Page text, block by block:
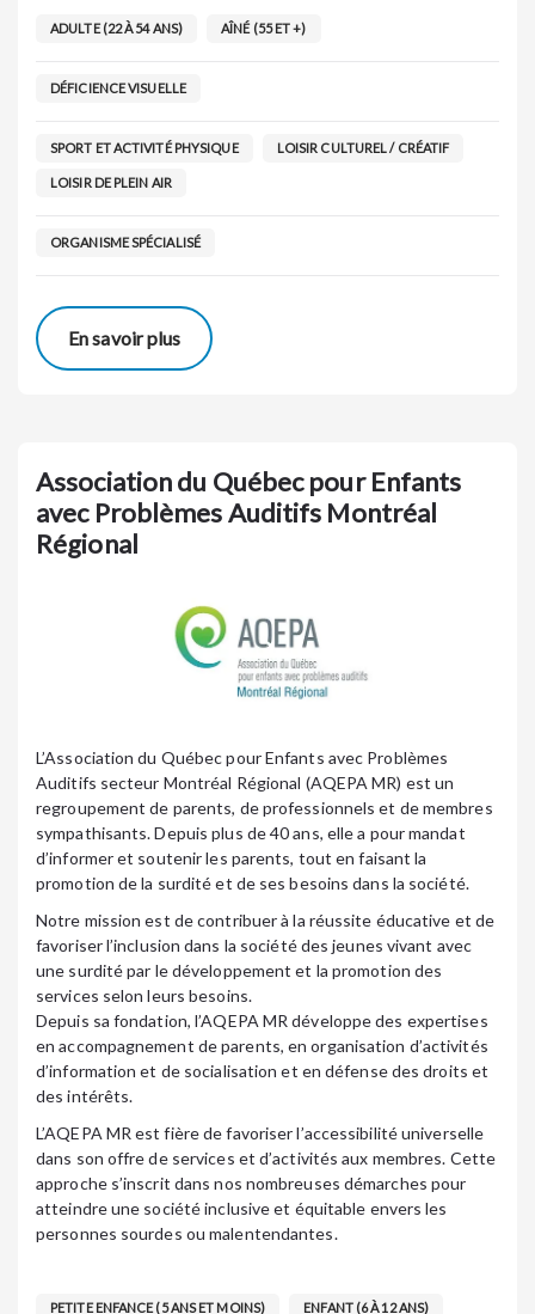
ADULTE (22 À 54 ANS) AÎNÉ (55 ET +)
DÉFICIENCE VISUELLE
SPORT ET ACTIVITÉ PHYSIQUE LOISIR CULTUREL / CRÉATIF
LOISIR DE PLEIN AIR
ORGANISME SPÉCIALISÉ
En savoir plus
Association du Québec pour Enfants
avec Problèmes Auditifs Montréal
Régional
L’Association du Québec pour Enfants avec Problèmes
Auditifs secteur Montréal Régional (AQEPA MR) est un
regroupement de parents, de professionnels et de membres
sympathisants. Depuis plus de 40 ans, elle a pour mandat
d’informer et soutenir les parents, tout en faisant la
promotion de la surdité et de ses besoins dans la société.
Notre mission est de contribuer à la réussite éducative et de
favoriser l’inclusion dans la société des jeunes vivant avec
une surdité par le développement et la promotion des
services selon leurs besoins.
Depuis sa fondation, l’AQEPA MR développe des expertises
en accompagnement de parents, en organisation d’activités
d’information et de socialisation et en défense des droits et
des intérêts.
L’AQEPA MR est fière de favoriser l’accessibilité universelle
dans son offre de services et d’activités aux membres. Cette
approche s’inscrit dans nos nombreuses démarches pour
atteindre une société inclusive et équitable envers les
personnes sourdes ou malentendantes.
PETITE ENFANCE (5 ANS ET MOINS) ENFANT (6 À 12 ANS)